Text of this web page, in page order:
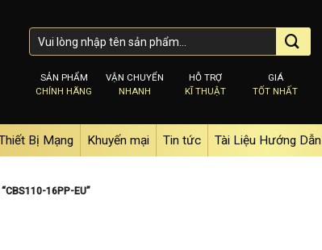
SẢN PHẨM
CHÍNH HÃNG
VẬN CHUYỂN
NHANH
HỖ TRỢ
KĨ THUẬT
GIÁ
TỐT NHẤT
Bị Mạng Khuyến mại Tin tức Tài Liệu Hướng Dẫn
16PP-EU”